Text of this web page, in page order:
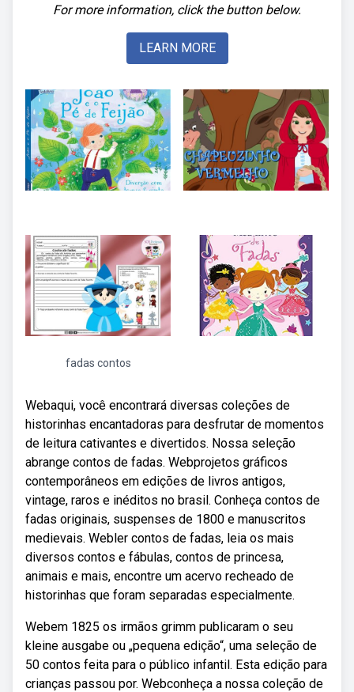
For more information, click the button below.
LEARN MORE
fadas contos
Webaqui, você encontrará diversas coleções de
historinhas encantadoras para desfrutar de momentos
de leitura cativantes e divertidos. Nossa seleção
abrange contos de fadas. Webprojetos gráficos
contemporâneos em edições de livros antigos,
vintage, raros e inéditos no brasil. Conheça contos de
fadas originais, suspenses de 1800 e manuscritos
medievais. Webler contos de fadas, leia os mais
diversos contos e fábulas, contos de princesa,
animais e mais, encontre um acervo recheado de
historinhas que foram separadas especialmente.
Webem 1825 os irmãos grimm publicaram o seu
kleine ausgabe ou „pequena edição“, uma seleção de
50 contos feita para o público infantil. Esta edição para
crianças passou por. Webconheça a nossa coleção de